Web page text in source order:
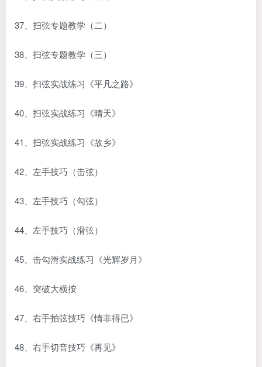
37、扫弦专题教学（二）
38、扫弦专题教学（三）
39、扫弦实战练习《平凡之路》
40、扫弦实战练习《晴天》
41、扫弦实战练习《故乡》
42、左手技巧（击弦）
43、左手技巧（勾弦）
44、左手技巧（滑弦）
45、击勾滑实战练习《光辉岁月》
46、突破大横按
47、右手拍弦技巧《情非得已》
48、右手切音技巧《再见》